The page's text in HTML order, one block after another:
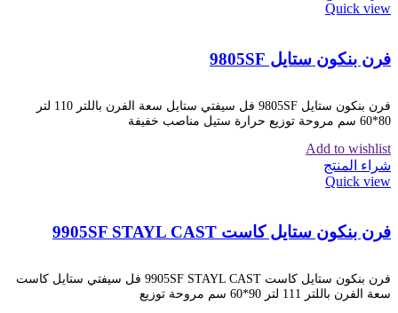
Quick view
فرن بنكون ستايل 9805SF
فرن بنكون ستايل 9805SF فل سيفتي ستايل سعة الفرن باللتر 110 لتر
80*60 سم مروحة توزيع حرارة ستيل مناصب خفيفة
Add to wishlist
شراء المنتج
Quick view
فرن بنكون ستايل كاست 9905SF STAYL CAST
فرن بنكون ستايل كاست 9905SF STAYL CAST فل سيفتي ستايل كاست
سعة الفرن باللتر 111 لتر 90*60 سم مروحة توزيع